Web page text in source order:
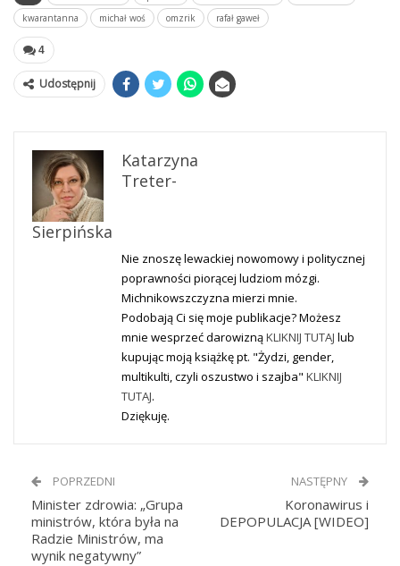
kwarantanna
michał woś omzrik rafał gaweł
4
Udostępnij
Katarzyna
Treter-
Sierpińska
Nie znoszę lewackiej nowomowy i politycznej
poprawności piorącej ludziom mózgi.
Michnikowszczyzna mierzi mnie.
Podobają Ci się moje publikacje? Możesz
mnie wesprzeć darowiznąKLIKNIJ TUTAJ lub
kupując moją książkę pt. "Żydzi, gender,
multikulti, czyli oszustwo i szajba" KLIKNIJ
TUTAJ.
Dziękuję.
POPRZEDNI
Minister zdrowia: „Grupa
ministrów, która była na
Radzie Ministrów, ma
wynik negatywny”
NASTĘPNY
Koronawirus i
DEPOPULACJA [WIDEO]